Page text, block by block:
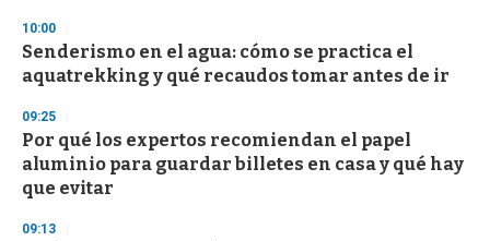
10:00
Senderismo en el agua: cómo se practica el
aquatrekking y qué recaudos tomar antes de ir
09:25
Por qué los expertos recomiendan el papel
aluminio para guardar billetes en casa y qué hay
que evitar
09:13